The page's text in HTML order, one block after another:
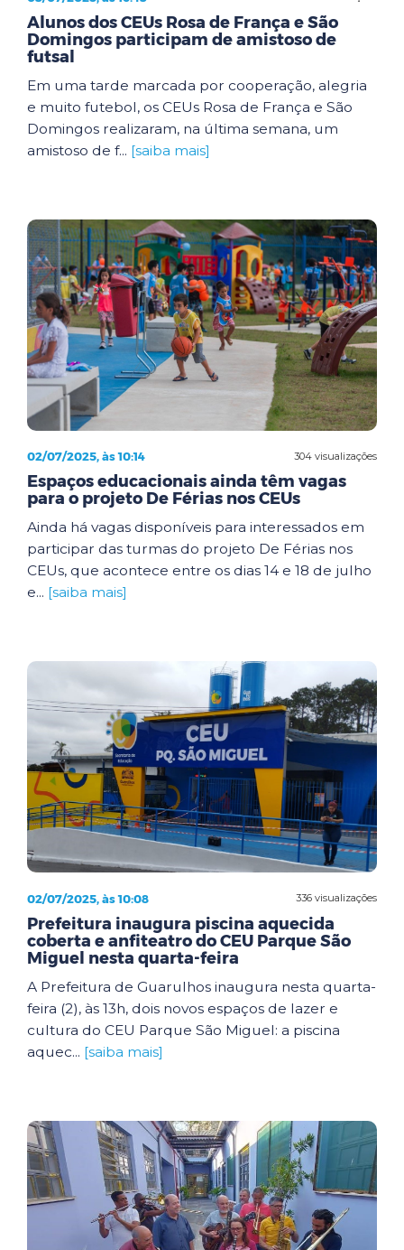
Alunos dos CEUs Rosa de França e São
Domingos participam de amistoso de
futsal
Em uma tarde marcada por cooperação, alegria
e muito futebol, os CEUs Rosa de França e São
Domingos realizaram, na última semana, um
amistoso de f... [saiba mais]
304 visualizações
02/07/2025, às 10:14
Espaços educacionais ainda têm vagas
para o projeto De Férias nos CEUs
Ainda há vagas disponíveis para interessados em
participar das turmas do projeto De Férias nos
CEUs, que acontece entre os dias 14 e 18 de julho
e... [saiba mais]
336 visualizações
02/07/2025, às 10:08
Prefeitura inaugura piscina aquecida
coberta e anfiteatro do CEU Parque São
Miguel nesta quarta-feira
A Prefeitura de Guarulhos inaugura nesta quarta-
feira (2), às 13h, dois novos espaços de lazer e
cultura do CEU Parque São Miguel: a piscina
aquec... [saiba mais]